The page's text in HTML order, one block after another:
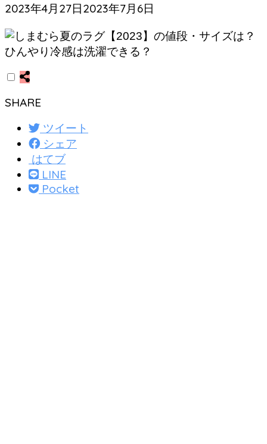
2023年4月27日2023年7月6日
SHARE
ツイート
シェア
はてブ
LINE
Pocket